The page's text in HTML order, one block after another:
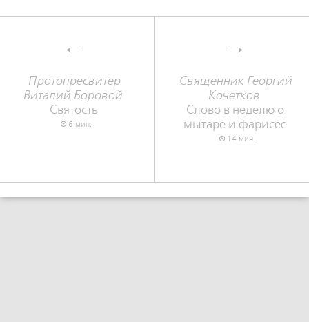
Протопресвитер
Виталий Боровой
Святость
6 мин.
Священник Георгий
Кочетков
Слово в неделю о
мытаре и фарисее
14 мин.